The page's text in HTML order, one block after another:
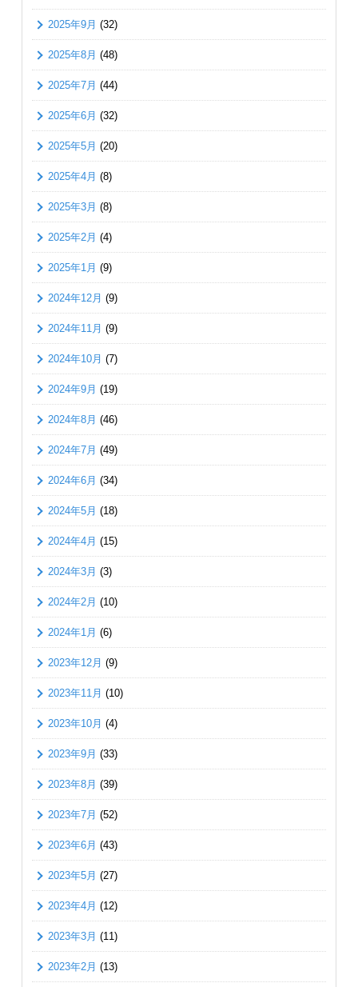
2025年9月 (32)
2025年8月 (48)
2025年7月 (44)
2025年6月 (32)
2025年5月 (20)
2025年4月 (8)
2025年3月 (8)
2025年2月 (4)
2025年1月 (9)
2024年12月 (9)
2024年11月 (9)
2024年10月 (7)
2024年9月 (19)
2024年8月 (46)
2024年7月 (49)
2024年6月 (34)
2024年5月 (18)
2024年4月 (15)
2024年3月 (3)
2024年2月 (10)
2024年1月 (6)
2023年12月 (9)
2023年11月 (10)
2023年10月 (4)
2023年9月 (33)
2023年8月 (39)
2023年7月 (52)
2023年6月 (43)
2023年5月 (27)
2023年4月 (12)
2023年3月 (11)
2023年2月 (13)